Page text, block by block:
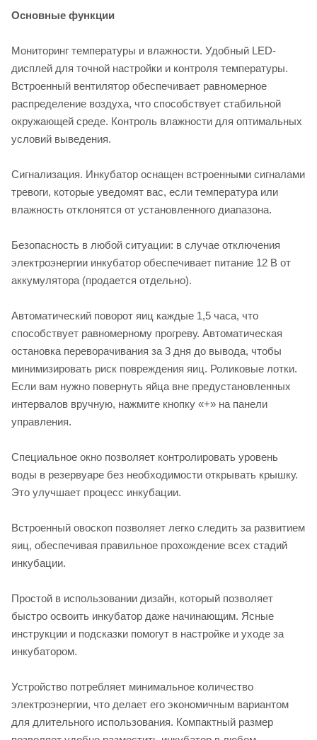
Основные функции
Мониторинг температуры и влажности. Удобный LED-
дисплей для точной настройки и контроля температуры.
Встроенный вентилятор обеспечивает равномерное
распределение воздуха, что способствует стабильной
окружающей среде. Контроль влажности для оптимальных
условий выведения.
Сигнализация. Инкубатор оснащен встроенными сигналами
тревоги, которые уведомят вас, если температура или
влажность отклонятся от установленного диапазона.
Безопасность в любой ситуации: в случае отключения
электроэнергии инкубатор обеспечивает питание 12 В от
аккумулятора (продается отдельно).
Автоматический поворот яиц каждые 1,5 часа, что
способствует равномерному прогреву. Автоматическая
остановка переворачивания за 3 дня до вывода, чтобы
минимизировать риск повреждения яиц. Роликовые лотки.
Если вам нужно повернуть яйца вне предустановленных
интервалов вручную, нажмите кнопку «+» на панели
управления.
Специальное окно позволяет контролировать уровень
воды в резервуаре без необходимости открывать крышку.
Это улучшает процесс инкубации.
Встроенный овоскоп позволяет легко следить за развитием
яиц, обеспечивая правильное прохождение всех стадий
инкубации.
Простой в использовании дизайн, который позволяет
быстро освоить инкубатор даже начинающим. Ясные
инструкции и подсказки помогут в настройке и уходе за
инкубатором.
Устройство потребляет минимальное количество
электроэнергии, что делает его экономичным вариантом
для длительного использования. Компактный размер